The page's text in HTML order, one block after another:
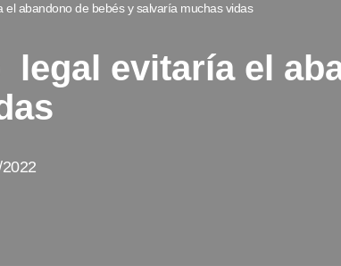
el abandono de bebés y salvaría muchas vidas
legal evitaría el